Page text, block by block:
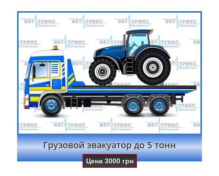
Грузовой эвакуатор до 5 тонн
Цена3000 грн